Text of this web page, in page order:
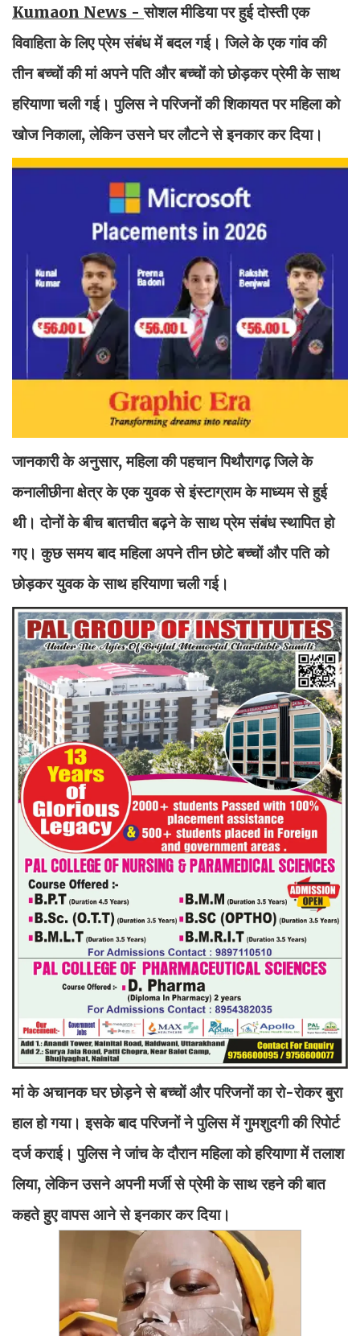
Kumaon News -सोशल मीडिया पर हुई दोस्ती एक
विवाहिता के लिए प्रेम संबंध में बदल गई। जिले के एक गांव की
तीन बच्चों की मां अपने पति और बच्चों को छोड़कर प्रेमी के साथ
हरियाणा चली गई। पुलिस ने परिजनों की शिकायत पर महिला को
खोज निकाला, लेकिन उसने घर लौटने से इनकार कर दिया।
जानकारी के अनुसार, महिला की पहचान पिथौरागढ़ जिले के
कनालीछीना क्षेत्र के एक युवक से इंस्टाग्राम के माध्यम से हुई
थी। दोनों के बीच बातचीत बढ़ने के साथ प्रेम संबंध स्थापित हो
गए। कुछ समय बाद महिला अपने तीन छोटे बच्चों और पति को
छोड़कर युवक के साथ हरियाणा चली गई।
मां के अचानक घर छोड़ने से बच्चों और परिजनों का रो-रोकर बुरा
हाल हो गया। इसके बाद परिजनों ने पुलिस में गुमशुदगी की रिपोर्ट
दर्ज कराई। पुलिस ने जांच के दौरान महिला को हरियाणा में तलाश
लिया, लेकिन उसने अपनी मर्जी से प्रेमी के साथ रहने की बात
कहते हुए वापस आने से इनकार कर दिया।